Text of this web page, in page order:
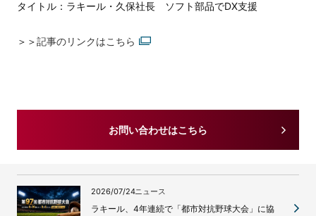
タイトル：ラキール・久保社長 ソフト部品でDX支援
＞＞記事のリンクはこちら
お問い合わせはこちら
2026/07/24ニュース
ラキール、4年連続で「都市対抗野球大会」に協